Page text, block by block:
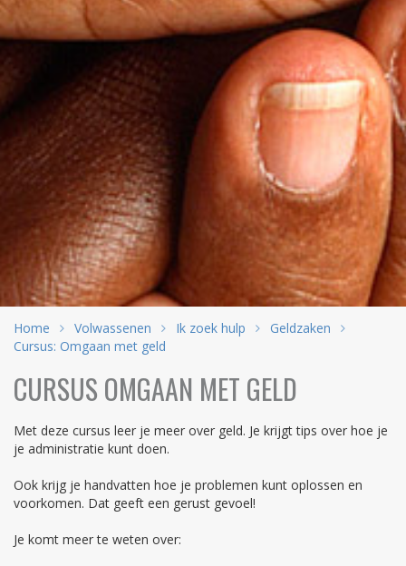
Home Volwassenen Ik zoek hulp
Geldzaken
Cursus: Omgaan met geld
CURSUS OMGAAN MET GELD
Met deze cursus leer je meer over geld. Je krijgt tips over hoe je
je administratie kunt doen.
Ook krijg je handvatten hoe je problemen kunt oplossen en
voorkomen. Dat geeft een gerust gevoel!
Je komt meer te weten over: